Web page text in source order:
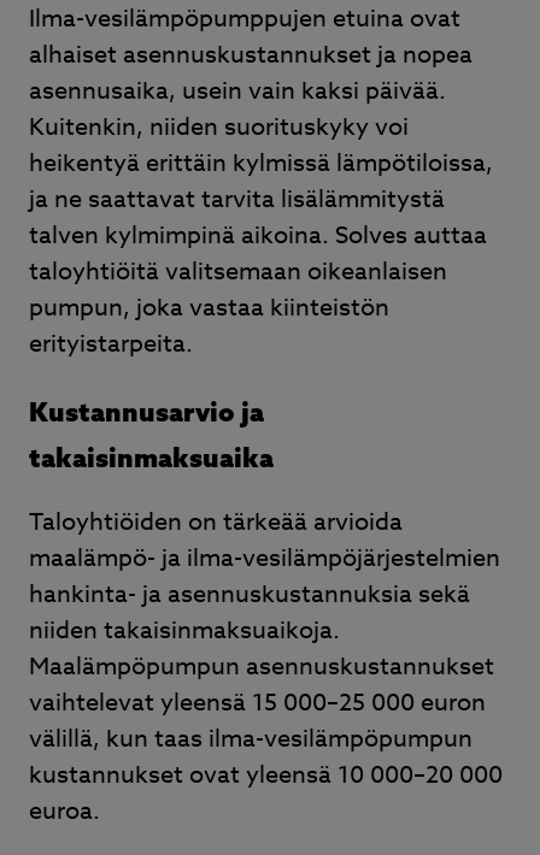
Ilma-vesilämpöpumppujen etuina ovat
alhaiset asennuskustannukset ja nopea
asennusaika, usein vain kaksi päivää.
Kuitenkin, niiden suorituskyky voi
heikentyä erittäin kylmissä lämpötiloissa,
ja ne saattavat tarvita lisälämmitystä
talven kylmimpinä aikoina. Solves auttaa
taloyhtiöitä valitsemaan oikeanlaisen
pumpun, joka vastaa kiinteistön
erityistarpeita.
Kustannusarvio ja
takaisinmaksuaika
Taloyhtiöiden on tärkeää arvioida
maalämpö- ja ilma-vesilämpöjärjestelmien
hankinta- ja asennuskustannuksia sekä
niiden takaisinmaksuaikoja.
Maalämpöpumpun asennuskustannukset
vaihtelevat yleensä 15 000–25 000 euron
välillä, kun taas ilma-vesilämpöpumpun
kustannukset ovat yleensä 10 000–20 000
euroa.